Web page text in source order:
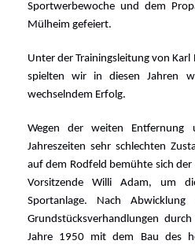
Sportwerbewoche und dem
Mülheim gefeiert.
Unter der Trainingsleitung von
spielten wir in diesen Jahren
wechselndem Erfolg.
Wegen der weiten Entfernung
Jahreszeiten sehr schlechten
auf dem Rodfeld bemühte sich
Vorsitzende Willi Adam, um
Sportanlage. Nach
Grundstücksverhandlungen
Jahre 1950 mit dem Bau des